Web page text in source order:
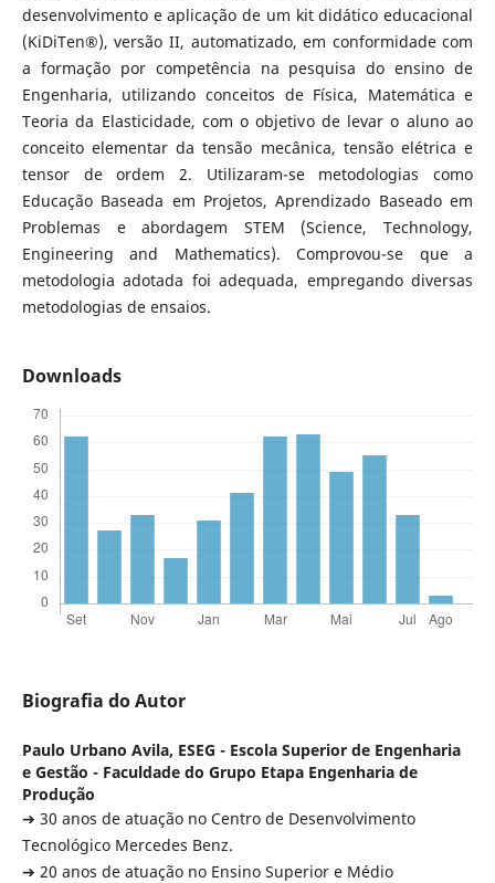
desenvolvimento e aplicação de um kit didático educacional
(KiDiTen®), versão II, automatizado, em conformidade com
a formação por competência na pesquisa do ensino de
Engenharia, utilizando conceitos de Física, Matemática e
Teoria da Elasticidade, com o objetivo de levar o aluno ao
conceito elementar da tensão mecânica, tensão elétrica e
tensor de ordem 2. Utilizaram-se metodologias como
Educação Baseada em Projetos, Aprendizado Baseado em
Problemas e abordagem STEM (Science, Technology,
Engineering and Mathematics). Comprovou-se que a
metodologia adotada foi adequada, empregando diversas
metodologias de ensaios.
Downloads
Biografia do Autor
Paulo Urbano Avila, ESEG - Escola Superior de Engenharia
e Gestão - Faculdade do Grupo Etapa Engenharia de
Produção
➔ 30 anos de atuação no Centro de Desenvolvimento
Tecnológico Mercedes Benz.
➔ 20 anos de atuação no Ensino Superior e Médio